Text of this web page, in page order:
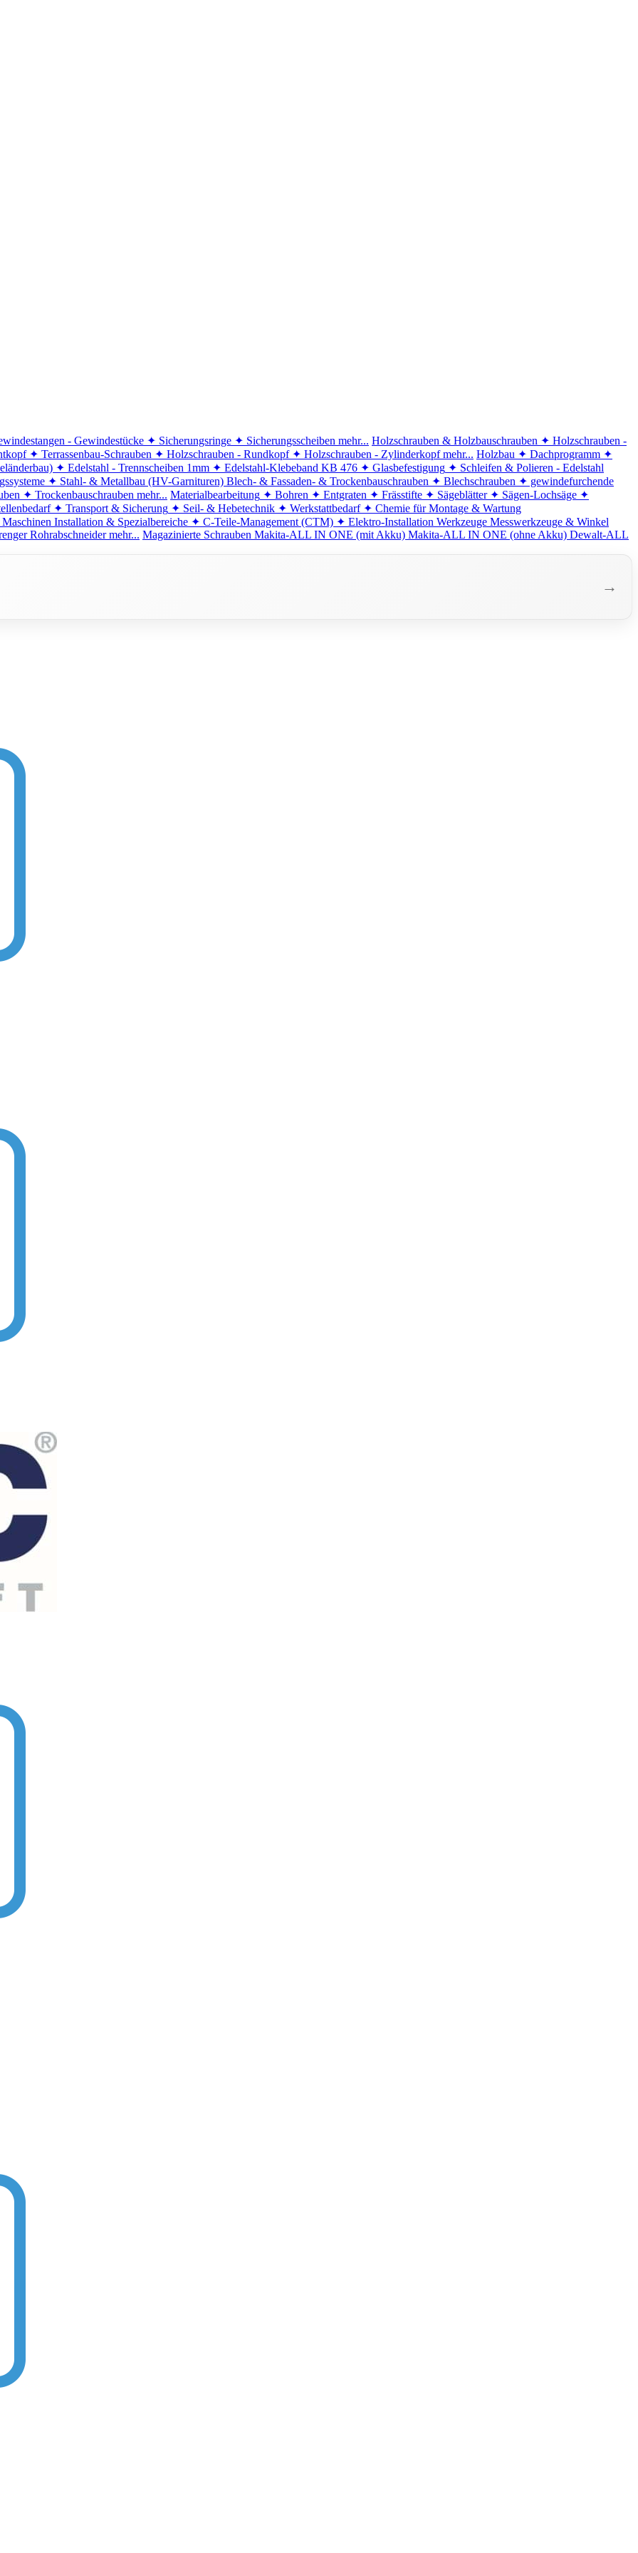
- Gewindestücke ✦ Sicherungsringe ✦ Sicherungsscheiben mehr... Holzschrauben & Holzbauschrauben ✦ Holzschrauben -
✦ Terrassenbau-Schrauben ✦ Holzschrauben - Rundkopf ✦ Holzschrauben - Zylinderkopf mehr... Holzbau ✦ Dachprogramm ✦
✦ Edelstahl - Trennscheiben 1mm ✦ Edelstahl-Klebeband KB 476 ✦ Glasbefestigung ✦ Schleifen & Polieren - Edelstahl
✦ Stahl- & Metallbau (HV-Garnituren) Blech- & Fassaden- & Trockenbauschrauben ✦ Blechschrauben ✦ gewindefurchende
✦ Trockenbauschrauben mehr... Materialbearbeitung ✦ Bohren ✦ Entgraten ✦ Frässtifte ✦ Sägeblätter ✦ Sägen-Lochsäge ✦
✦ Transport & Sicherung ✦ Seil- & Hebetechnik ✦ Werkstattbedarf ✦ Chemie für Montage & Wartung
Installation & Spezialbereiche ✦ C-Teile-Management (CTM) ✦ Elektro-Installation Werkzeuge Messwerkzeuge & Winkel
Rohrabschneider mehr... Magazinierte Schrauben Makita-ALL IN ONE (mit Akku) Makita-ALL IN ONE (ohne Akku) Dewalt-ALL
→